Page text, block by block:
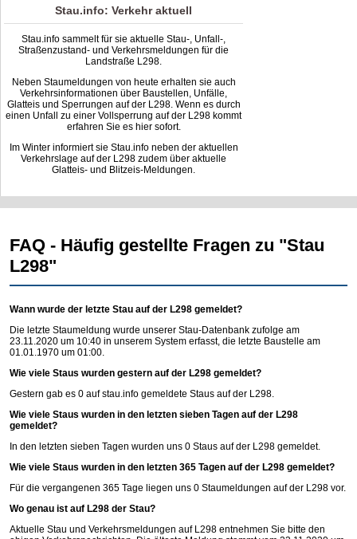
Stau.info: Verkehr aktuell
Stau.info sammelt für sie aktuelle Stau-, Unfall-,
Straßenzustand- und Verkehrsmeldungen für die
Landstraße L298.
Neben Staumeldungen von heute erhalten sie auch
Verkehrsinformationen über Baustellen, Unfälle,
Glatteis und Sperrungen auf der L298. Wenn es durch
einen Unfall zu einer Vollsperrung auf der L298 kommt
erfahren Sie es hier sofort.
Im Winter informiert sie Stau.info neben der aktuellen
Verkehrslage auf der L298 zudem über aktuelle
Glatteis- und Blitzeis-Meldungen.
FAQ - Häufig gestellte Fragen zu "Stau
L298"
Wann wurde der letzte Stau auf der L298 gemeldet?
Die letzte Staumeldung wurde unserer Stau-Datenbank zufolge am
23.11.2020 um 10:40 in unserem System erfasst, die letzte Baustelle am
01.01.1970 um 01:00.
Wie viele Staus wurden gestern auf der L298 gemeldet?
Gestern gab es 0 aufstau.info gemeldete Staus auf der L298.
Wie viele Staus wurden in den letzten sieben Tagen auf der L298
gemeldet?
In den letzten sieben Tagen wurden uns 0 Staus auf der L298 gemeldet.
Wie viele Staus wurden in den letzten 365 Tagen auf der L298 gemeldet?
Für die vergangenen 365 Tage liegen uns 0 Staumeldungen auf der L298 vor.
Wo genau ist auf L298 der Stau?
Aktuelle Stau und Verkehrsmeldungen auf L298 entnehmen Sie bitte den